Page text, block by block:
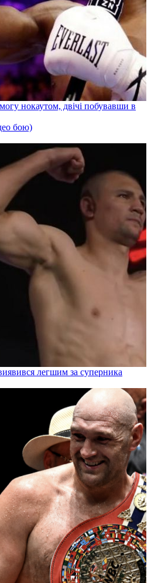
нокаутом, двічі побувавши в
бою)
легшим за суперника